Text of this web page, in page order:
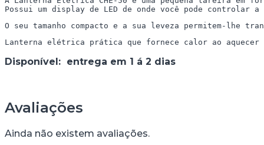
Possui um display de LED de onde você pode
O seu tamanho compacto e a sua leveza permitem-lhe
Lanterna elétrica prática que fornece calor ao aquecer
Disponível: entrega em 1 á 2 dias
Avaliações
Ainda não existem avaliações.